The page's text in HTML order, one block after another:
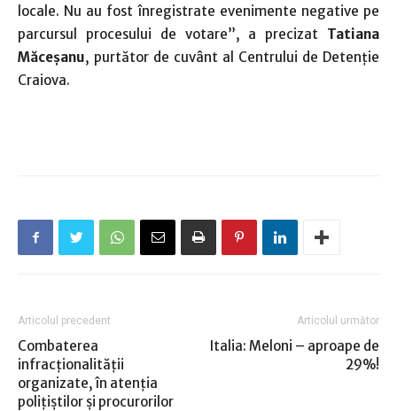
locale. Nu au fost înregistrate evenimente negative pe
parcursul procesului de votare”, a precizat Tatiana
Măceşanu, purtător de cuvânt al Centrului de Detenţie
Craiova.
Articolul precedent
Combaterea
infracţionalităţii
organizate, în atenţia
poliţiştilor şi procurorilor
Articolul următor
Italia: Meloni – aproape de
29%!